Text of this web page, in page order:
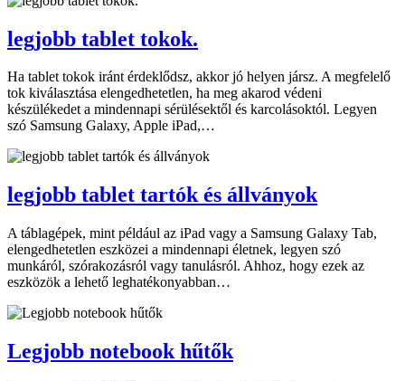
legjobb tablet tokok.
Ha tablet tokok iránt érdeklődsz, akkor jó helyen jársz. A megfelelő
tok kiválasztása elengedhetetlen, ha meg akarod védeni
készülékedet a mindennapi sérülésektől és karcolásoktól. Legyen
szó Samsung Galaxy, Apple iPad,…
legjobb tablet tartók és állványok
A táblagépek, mint például az iPad vagy a Samsung Galaxy Tab,
elengedhetetlen eszközei a mindennapi életnek, legyen szó
munkáról, szórakozásról vagy tanulásról. Ahhoz, hogy ezek az
eszközök a lehető leghatékonyabban…
Legjobb notebook hűtők